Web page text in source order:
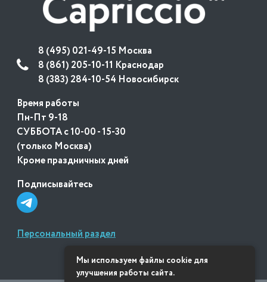
8 (495) 021-49-15 Москва
8 (861) 205-10-11 Краснодар
8 (383) 284-10-54 Новосибирск
Время работы
Пн-Пт 9-18
СУББОТА с 10-00 - 15-30
(только Москва)
Кроме праздничных дней
Подписывайтесь
Персональный раздел
Мы используем файлы cookie для
улучшения работы сайта.